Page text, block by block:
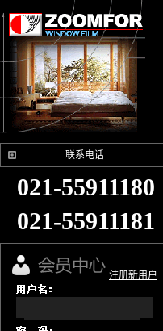
联系电话
021-55911180
021-55911181
注册新用户